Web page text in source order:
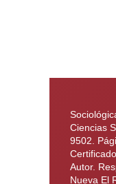
Ciencias
9502.
Autor.
Nueva El